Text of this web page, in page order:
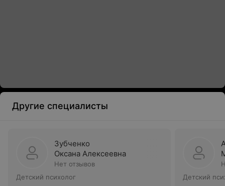
Другие специалисты
Зубченко
Оксана Алексеевна
Нет отзывов
Детский психолог
Детский